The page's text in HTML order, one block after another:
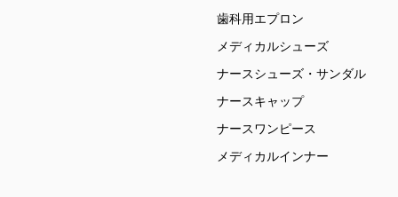
歯科用エプロン
メディカルシューズ
ナースシューズ・サンダル
ナースキャップ
ナースワンピース
メディカルインナー